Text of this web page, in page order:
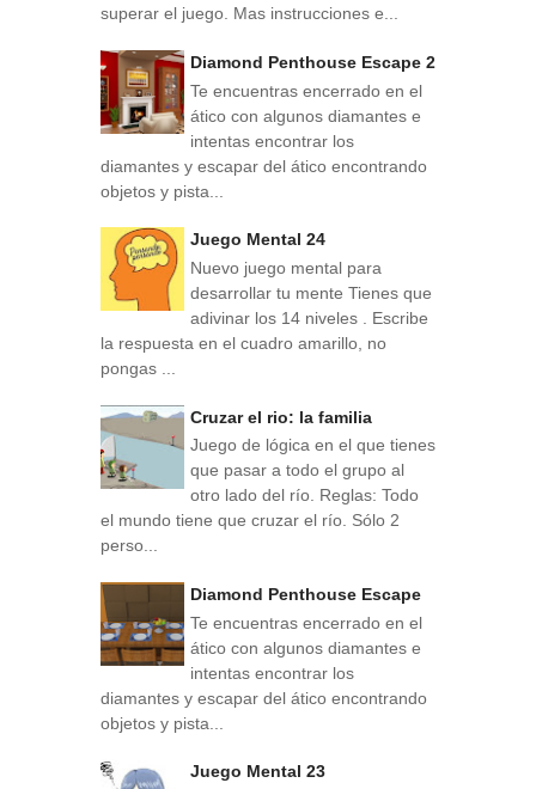
superar el juego. Mas instrucciones e...
Diamond Penthouse Escape 2
Te encuentras encerrado en el
ático con algunos diamantes e
intentas encontrar los
diamantes y escapar del ático encontrando
objetos y pista...
Juego Mental 24
Nuevo juego mental para
desarrollar tu mente Tienes que
adivinar los 14 niveles . Escribe
la respuesta en el cuadro amarillo, no
pongas ...
Cruzar el rio: la familia
Juego de lógica en el que tienes
que pasar a todo el grupo al
otro lado del río. Reglas: Todo
el mundo tiene que cruzar el río. Sólo 2
perso...
Diamond Penthouse Escape
Te encuentras encerrado en el
ático con algunos diamantes e
intentas encontrar los
diamantes y escapar del ático encontrando
objetos y pista...
Juego Mental 23